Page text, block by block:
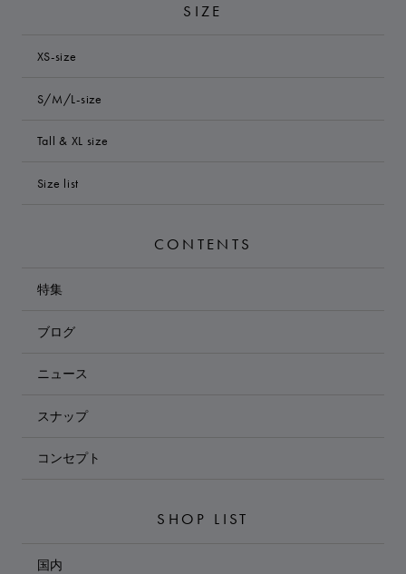
SIZE
XS-size
S/M/L-size
Tall & XL size
Size list
CONTENTS
特集
ブログ
ニュース
スナップ
コンセプト
SHOP LIST
国内